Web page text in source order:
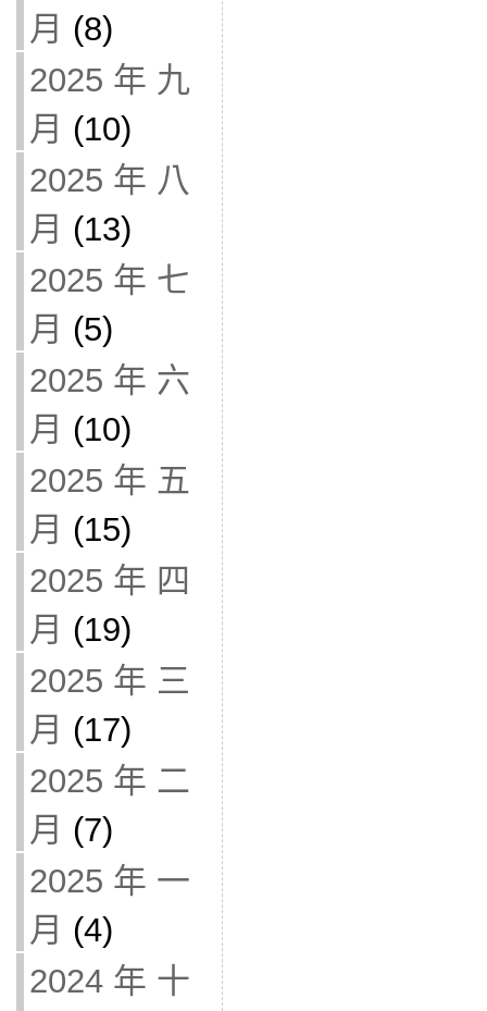
月 (8)
2025 年 九
月 (10)
2025 年 八
月 (13)
2025 年 七
月 (5)
2025 年 六
月 (10)
2025 年 五
月 (15)
2025 年 四
月 (19)
2025 年 三
月 (17)
2025 年 二
月 (7)
2025 年 一
月 (4)
2024 年 十